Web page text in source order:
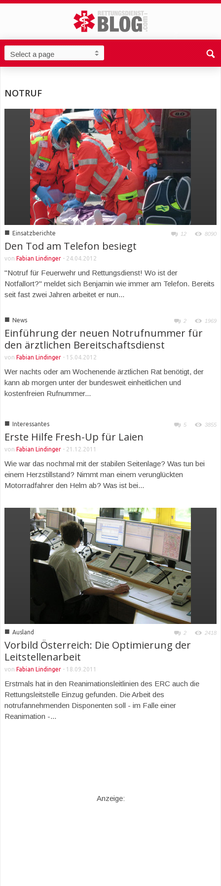
NOTRUF
■ Einsatzberichte 12 8090
Den Tod am Telefon besiegt
von Fabian Lindinger - 24.04.2012
"Notruf für Feuerwehr und Rettungsdienst! Wo ist der
Notfallort?" meldet sich Benjamin wie immer am Telefon. Bereits
seit fast zwei Jahren arbeitet er nun...
■ News 2 1969
Einführung der neuen Notrufnummer für
den ärztlichen Bereitschaftsdienst
von Fabian Lindinger - 15.04.2012
Wer nachts oder am Wochenende ärztlichen Rat benötigt, der
kann ab morgen unter der bundesweit einheitlichen und
kostenfreien Rufnummer...
■ Interessantes 5 3855
Erste Hilfe Fresh-Up für Laien
von Fabian Lindinger - 21.12.2011
Wie war das nochmal mit der stabilen Seitenlage? Was tun bei
einem Herzstillstand? Nimmt man einem verunglückten
Motorradfahrer den Helm ab? Was ist bei...
■ Ausland 2 2418
Vorbild Österreich: Die Optimierung der
Leitstellenarbeit
von Fabian Lindinger - 18.09.2011
Erstmals hat in den Reanimationsleitlinien des ERC auch die
Rettungsleitstelle Einzug gefunden. Die Arbeit des
notrufannehmenden Disponenten soll - im Falle einer
Reanimation -...
Anzeige: